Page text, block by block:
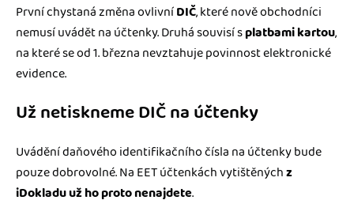
První chystaná změna ovlivníDIČ, které nově obchodníci
nemusí uvádět na účtenky. Druhá souvisí splatbami kartou,
na které se od 1. března nevztahuje povinnost elektronické
evidence.
Už netiskneme DIČ na účtenky
Uvádění daňového identifikačního čísla na účtenky bude
pouze dobrovolné. Na EET účtenkách vytištěnýchz
iDokladu už ho proto nenajdete.